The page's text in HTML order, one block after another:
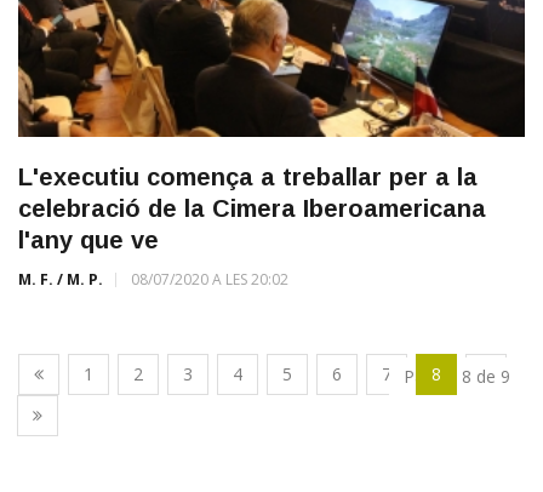
L'executiu comença a treballar per a la
celebració de la Cimera Iberoamericana
l'any que ve
M. F. / M. P. 08/07/2020 A LES 20:02
1 2 3 4 5 6 7 8 9
Pàgina 8 de 9